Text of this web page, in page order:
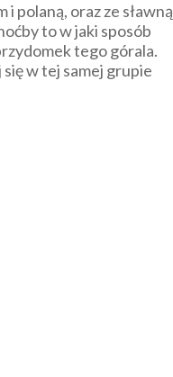
polaną, oraz ze sławną
to w jaki sposób
tego górala.
w tej samej grupie